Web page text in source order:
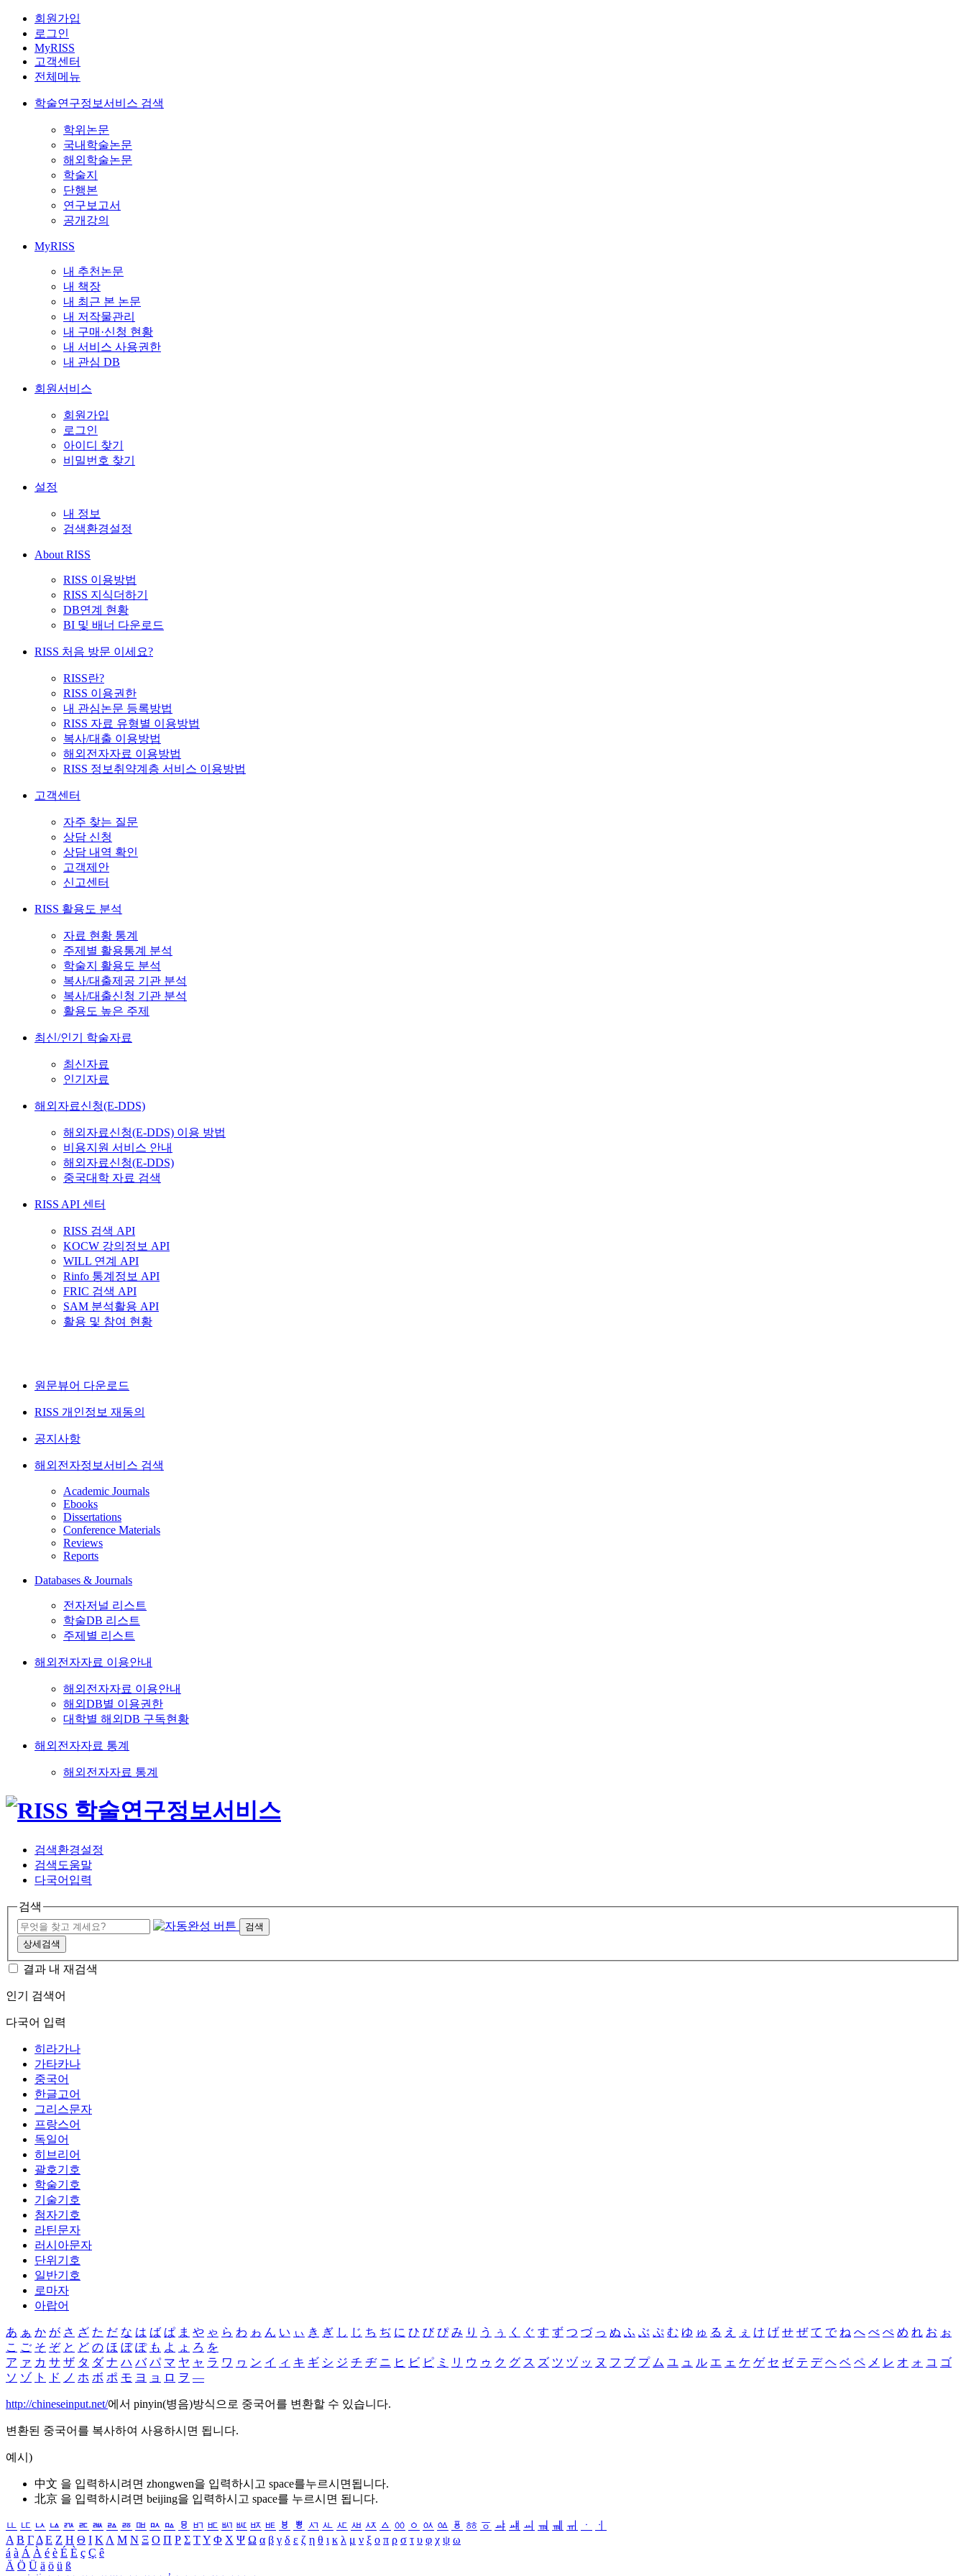
회원가입
로그인
MyRISS
고객센터
전체메뉴
학술연구정보서비스 검색
학위논문
국내학술논문
해외학술논문
학술지
단행본
연구보고서
공개강의
MyRISS
내 추천논문
내 책장
내 최근 본 논문
내 저작물관리
내 구매·신청 현황
내 서비스 사용권한
내 관심 DB
회원서비스
회원가입
로그인
아이디 찾기
비밀번호 찾기
설정
내 정보
검색환경설정
About RISS
RISS 이용방법
RISS 지식더하기
DB연계 현황
BI 및 배너 다운로드
RISS 처음 방문 이세요?
RISS란?
RISS 이용권한
내 관심논문 등록방법
RISS 자료 유형별 이용방법
복사/대출 이용방법
해외전자자료 이용방법
RISS 정보취약계층 서비스 이용방법
고객센터
자주 찾는 질문
상담 신청
상담 내역 확인
고객제안
신고센터
RISS 활용도 분석
자료 현황 통계
주제별 활용통계 분석
학술지 활용도 분석
복사/대출제공 기관 분석
복사/대출신청 기관 분석
활용도 높은 주제
최신/인기 학술자료
최신자료
인기자료
해외자료신청(E-DDS)
해외자료신청(E-DDS) 이용 방법
비용지원 서비스 안내
해외자료신청(E-DDS)
중국대학 자료 검색
RISS API 센터
RISS 검색 API
KOCW 강의정보 API
WILL 연계 API
Rinfo 통계정보 API
FRIC 검색 API
SAM 분석활용 API
활용 및 참여 현황
원문뷰어 다운로드
RISS 개인정보 재동의
공지사항
해외전자정보서비스 검색
Academic Journals
Ebooks
Dissertations
Conference Materials
Reviews
Reports
Databases & Journals
전자저널 리스트
학술DB 리스트
주제별 리스트
해외전자자료 이용안내
해외전자자료 이용안내
해외DB별 이용권한
대학별 해외DB 구독현황
해외전자자료 통계
해외전자자료 통계
검색환경설정
검색도움말
다국어입력
검색
검색
상세검색
결과 내 재검색
인기 검색어
다국어 입력
히라가나
가타카나
중국어
한글고어
그리스문자
프랑스어
독일어
히브리어
괄호기호
학술기호
기술기호
첨자기호
라틴문자
러시아문자
단위기호
일반기호
로마자
아랍어
あ ぁ か が さ ざ た だ な は ば ぱ ま や ゃ ら わ ゎ ん い ぃ き ぎ し じ ち ぢ に ひ び ぴ み り う ぅ く ぐ す ず つ づ っ ぬ ふ ぶ ぷ む ゆ ゅ る え ぇ け げ せ ぜ て で ね へ べ ぺ め れ お ぉ
こ ご そ ぞ と ど の ほ ぼ ぽ も よ ょ ろ を
ア ァ カ サ ザ タ ダ ナ ハ バ パ マ ヤ ャ ラ ワ ヮ ン イ ィ キ ギ シ ジ チ ヂ ニ ヒ ビ ピ ミ リ ウ ゥ ク グ ス ズ ツ ヅ ッ ヌ フ ブ プ ム ユ ュ ル エ ェ ケ ゲ セ ゼ テ デ ヘ ベ ペ メ レ オ ォ コ ゴ
ソ ゾ ト ド ノ ホ ボ ポ モ ヨ ョ ロ ヲ ―
http://chineseinput.net/에서 pinyin(병음)방식으로 중국어를 변환할 수 있습니다.
변환된 중국어를 복사하여 사용하시면 됩니다.
예시)
中文 을 입력하시려면 zhongwen을 입력하시고 space를누르시면됩니다.
北京 을 입력하시려면 beijing을 입력하시고 space를 누르시면 됩니다.
ㅥ ㅦ ㅧ ㅨ ㅩ ㅪ ㅫ ㅬ ㅭ ㅮ ㅯ ㅰ ㅱ ㅲ ㅳ ㅴ ㅵ ㅶ ㅷ ㅸ ㅹ ㅺ ㅻ ㅼ ㅽ ㅾ ㅿ ㆀ ㆁ ㆂ ㆃ ㆄ ㆅ ㆆ ㆇ ㆈ ㆉ ㆊ ㆋ ㆌ ㆍ
ㆎ
Α Β ΓΔ Ε Ζ Η Θ Ι ΚΛ Μ Ν Ξ Ο Π Ρ Σ ΤΥ Φ Χ Ψ Ω α β γ δ ε ζ η θ ι κ λ μ ν ξ ο π ρ σ τ υ φ χ ψ ω
á à Á À é è É È ç Ç ê
Ä Ö Ü ä ö ü ß